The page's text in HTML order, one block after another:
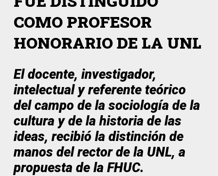
COMO PROFESOR
HONORARIO DE LA UNL
El docente, investigador,
intelectual y referente teórico
del campo de la sociología de la
cultura y de la historia de las
ideas, recibió la distinción de
manos del rector de la UNL, a
propuesta de la FHUC.